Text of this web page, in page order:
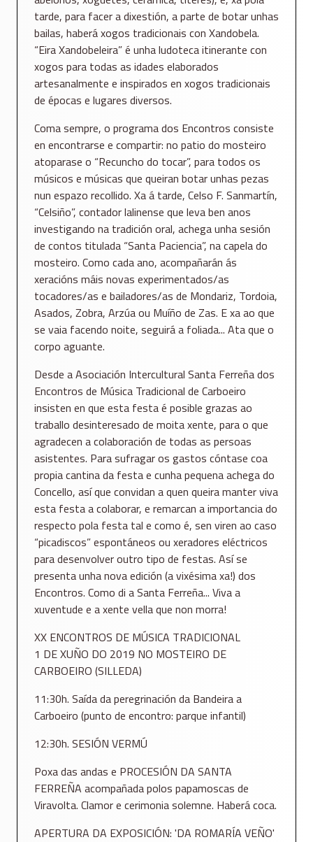
tarde, para facer a dixestión, a parte de botar unhas
bailas, haberá xogos tradicionais con Xandobela.
“Eira Xandobeleira” é unha ludoteca itinerante con
xogos para todas as idades elaborados
artesanalmente e inspirados en xogos tradicionais
de épocas e lugares diversos.
Coma sempre, o programa dos Encontros consiste
en encontrarse e compartir: no patio do mosteiro
atoparase o “Recuncho do tocar”, para todos os
músicos e músicas que queiran botar unhas pezas
nun espazo recollido. Xa á tarde, Celso F. Sanmartín,
“Celsiño”, contador lalinense que leva ben anos
investigando na tradición oral, achega unha sesión
de contos titulada “Santa Paciencia”, na capela do
mosteiro. Como cada ano, acompañarán ás
xeracións máis novas experimentados/as
tocadores/as e bailadores/as de Mondariz, Tordoia,
Asados, Zobra, Arzúa ou Muíño de Zas. E xa ao que
se vaia facendo noite, seguirá a foliada... Ata que o
corpo aguante.
Desde a Asociación Intercultural Santa Ferreña dos
Encontros de Música Tradicional de Carboeiro
insisten en que esta festa é posible grazas ao
traballo desinteresado de moita xente, para o que
agradecen a colaboración de todas as persoas
asistentes. Para sufragar os gastos cóntase coa
propia cantina da festa e cunha pequena achega do
Concello, así que convidan a quen queira manter viva
esta festa a colaborar, e remarcan a importancia do
respecto pola festa tal e como é, sen viren ao caso
“picadiscos” espontáneos ou xeradores eléctricos
para desenvolver outro tipo de festas. Así se
presenta unha nova edición (a vixésima xa!) dos
Encontros. Como di a Santa Ferreña... Viva a
xuventude e a xente vella que non morra!
XX ENCONTROS DE MÚSICA TRADICIONAL
1 DE XUÑO DO 2019 NO MOSTEIRO DE
CARBOEIRO (SILLEDA)
11:30h. Saída da peregrinación da Bandeira a
Carboeiro (punto de encontro: parque infantil)
12:30h. SESIÓN VERMÚ
Poxa das andas e PROCESIÓN DA SANTA
FERREÑA acompañada polos papamoscas de
Viravolta. Clamor e cerimonia solemne. Haberá coca.
APERTURA DA EXPOSICIÓN: 'DA ROMARÍA VEÑO'